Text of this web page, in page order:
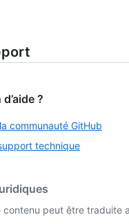
?
communauté GitHub
technique
contenu peut être traduite